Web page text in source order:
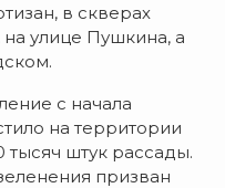
в скверах
улице Пушкина, а
с начала
на территории
тысяч штук рассады.
призван